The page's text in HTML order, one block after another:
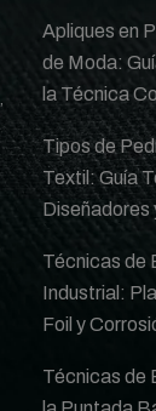
Apliques en
de Moda:
la Técnica
Tipos de
Textil: Guía
Diseñadores
Técnicas de
Industrial:
Foil y
Técnicas de